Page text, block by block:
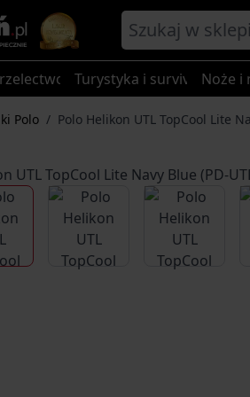
Turystyka i survival Noże i
Polo / Polo Helikon UTL TopCool Lite
larger imageView larger image
View